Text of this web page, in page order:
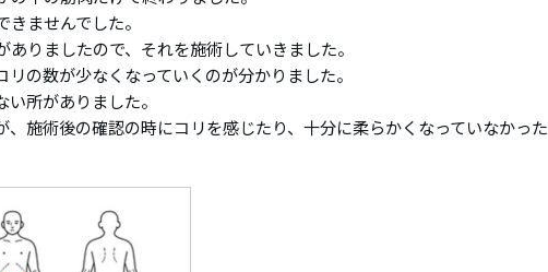
ませんでした。
りましたので、それを施術していきました。
の数が少なくなっていくのが分かりました。
所がありました。
施術後の確認の時にコリを感じたり、十分に柔らかくなっていなかった